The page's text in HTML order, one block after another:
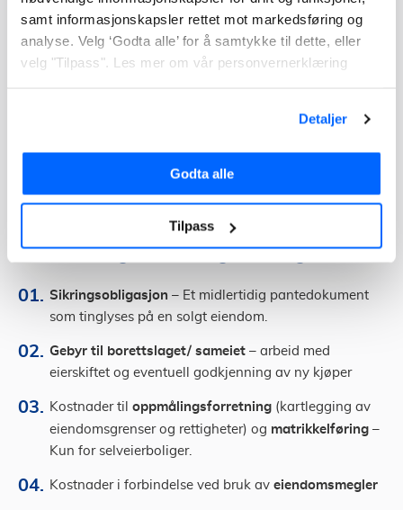
samt informasjonskapsler rettet mot markedsføring og
analyse. Velg ‘Godta alle’ for å samtykke til dette, eller
velg "Tilpass". Les mer om vår personvernerklæring
Detaljer
Godta alle
Tilpass
en bolig er heller ikke omkostningene inkludert i budet.
Hvilke omkostninger må du regne
salg.
Omkostninger ved salg av bolig:
Sikringsobligasjon – Et midlertidig pantedokument
som tinglyses på en solgt eiendom.
Gebyr til borettslaget/ sameiet – arbeid med
eierskiftet og eventuell godkjenning av ny kjøper
Kostnader til oppmålingsforretning (kartlegging av
eiendomsgrenser og rettigheter) og matrikkelføring –
Kun for selveierboliger.
Kostnader i forbindelse ved bruk av eiendomsmegler